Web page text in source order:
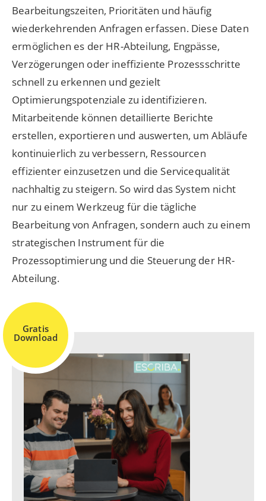
Bearbeitungszeiten, Prioritäten und häufig
wiederkehrenden Anfragen erfassen. Diese Daten
ermöglichen es der HR-Abteilung, Engpässe,
Verzögerungen oder ineffiziente Prozessschritte
schnell zu erkennen und gezielt
Optimierungspotenziale zu identifizieren.
Mitarbeitende können detaillierte Berichte
erstellen, exportieren und auswerten, um Abläufe
kontinuierlich zu verbessern, Ressourcen
effizienter einzusetzen und die Servicequalität
nachhaltig zu steigern. So wird das System nicht
nur zu einem Werkzeug für die tägliche
Bearbeitung von Anfragen, sondern auch zu einem
strategischen Instrument für die
Prozessoptimierung und die Steuerung der HR-
Abteilung.
Gratis
Download